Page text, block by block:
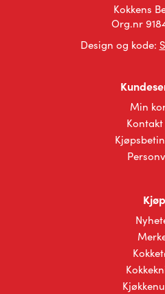
Kokkens
Org.nr
Design og kode:
Min
Kontakt
Kjøp